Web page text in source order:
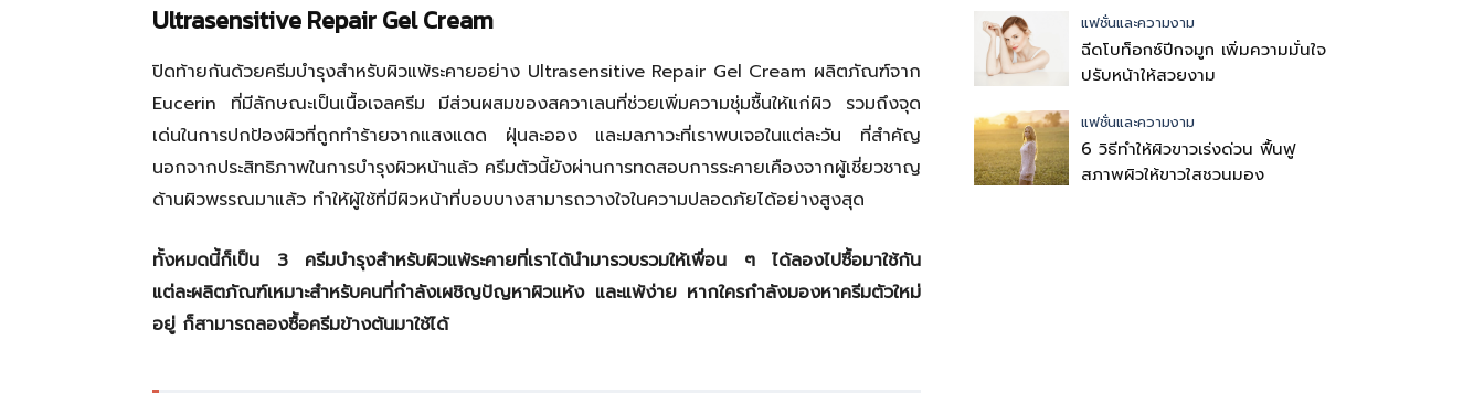
Ultrasensitive Repair Gel Cream
ปิดท้ายกันด้วยครีมบำรุงสำหรับผิวแพ้ระคายอย่าง Ultrasensitive Repair Gel Cream ผลิตภัณฑ์จาก
Eucerin ที่มีลักษณะเป็นเนื้อเจลครีม มีส่วนผสมของสควาเลนที่ช่วยเพิ่มความชุ่มชื้นให้แก่ผิว รวมถึงจุด
เด่นในการปกป้องผิวที่ถูกทำร้ายจากแสงแดด ฝุ่นละออง และมลภาวะที่เราพบเจอในแต่ละวัน ที่สำคัญ
นอกจากประสิทธิภาพในการบำรุงผิวหน้าแล้ว ครีมตัวนี้ยังผ่านการทดสอบการระคายเคืองจากผู้เชี่ยวชาญ
ด้านผิวพรรณมาแล้ว ทำให้ผู้ใช้ที่มีผิวหน้าที่บอบบางสามารถวางใจในความปลอดภัยได้อย่างสูงสุด
ทั้งหมดนี้ก็เป็น 3 ครีมบำรุงสำหรับผิวแพ้ระคายที่เราได้นำมารวบรวมให้เพื่อน ๆ ได้ลองไปซื้อมาใช้กัน
แต่ละผลิตภัณฑ์เหมาะสำหรับคนที่กำลังเผชิญปัญหาผิวแห้ง และแพ้ง่าย หากใครกำลังมองหาครีมตัวใหม่
อยู่ ก็สามารถลองซื้อครีมข้างต้นมาใช้ได้
แฟชั่นและความงาม
ฉีดโบท็อกซ์ปีกจมูก เพิ่มความมั่นใจ
ปรับหน้าให้สวยงาม
แฟชั่นและความงาม
6 วิธีทำให้ผิวขาวเร่งด่วน ฟื้นฟู
สภาพผิวให้ขาวใสชวนมอง